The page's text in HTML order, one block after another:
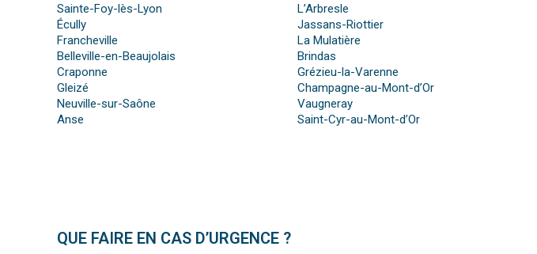
Sainte-Foy-lès-Lyon
Écully
Francheville
Belleville-en-Beaujolais
Craponne
Gleizé
Neuville-sur-Saône
Anse
L’Arbresle
Jassans-Riottier
La Mulatière
Brindas
Grézieu-la-Varenne
Champagne-au-Mont-d’Or
Vaugneray
Saint-Cyr-au-Mont-d’Or
QUE FAIRE EN CAS D’URGENCE ?